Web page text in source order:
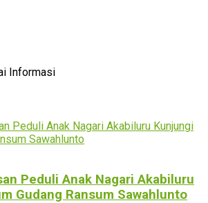
Informasi
Peduli Anak Nagari Akabiluru
Gudang Ransum Sawahlunto